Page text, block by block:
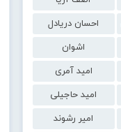
احسان دریادل
اشوان
امید آمری
امید حاجیلی
امیر رشوند